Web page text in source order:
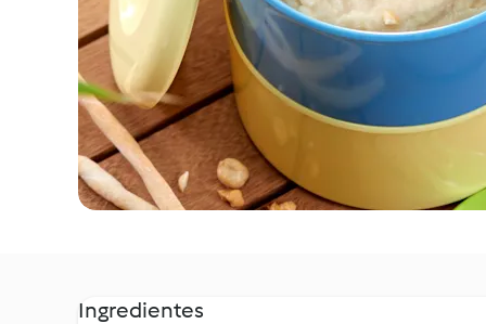
Ingredientes